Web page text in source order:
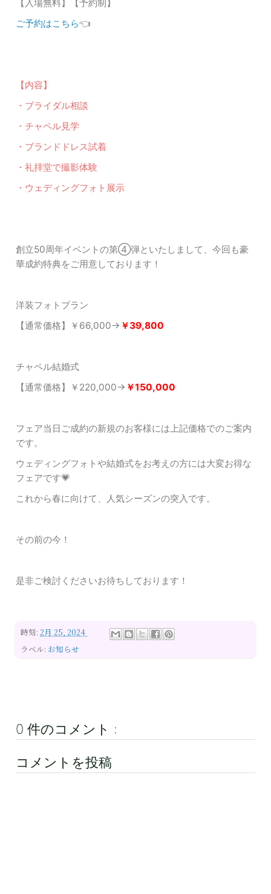
【入場無料】【予約制】
ご予約はこちら👈
【内容】
・ブライダル相談
・チャペル見学
・ブランドドレス試着
・礼拝堂で撮影体験
・ウェディングフォト展示
創立50周年イベントの第④弾といたしまして、今回も豪
華成約特典をご用意しております！
洋装フォトプラン
【通常価格】￥66,000→ ￥39,800
チャペル結婚式
【通常価格】￥220,000→ ￥150,000
フェア当日ご成約の新規のお客様には上記価格でのご案内
です。
ウェディングフォトや結婚式をお考えの方には大変お得な
フェアです💗
これから春に向けて、人気シーズンの突入です。
その前の今！
是非ご検討くださいお待ちしております！
時刻: 2月 25, 2024
ラベル: お知らせ
0 件のコメント :
コメントを投稿